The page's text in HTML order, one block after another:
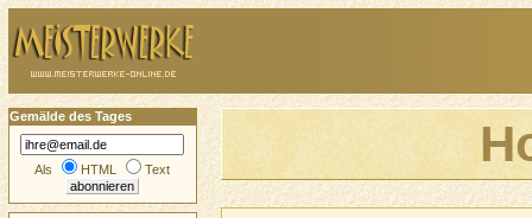
Gemälde des Tages
Als HTML Text